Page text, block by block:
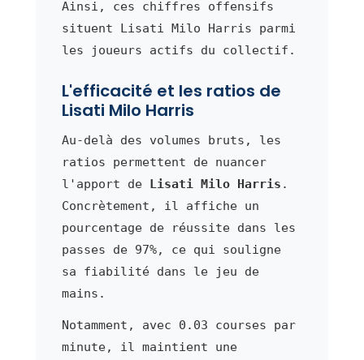
Ainsi, ces chiffres offensifs
situent Lisati Milo Harris parmi
les joueurs actifs du collectif.
L'efficacité et les ratios de
Lisati Milo Harris
Au-delà des volumes bruts, les
ratios permettent de nuancer
l'apport de Lisati Milo Harris .
Concrètement, il affiche un
pourcentage de réussite dans les
passes de 97%, ce qui souligne
sa fiabilité dans le jeu de
mains.
Notamment, avec 0.03 courses par
minute, il maintient une